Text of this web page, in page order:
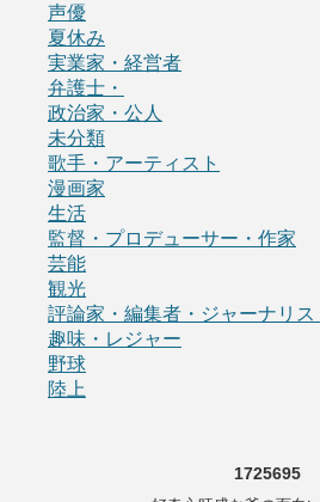
声優
夏休み
実業家・経営者
弁護士・
政治家・公人
未分類
歌手・アーティスト
漫画家
生活
監督・プロデューサー・作家
芸能
観光
評論家・編集者・ジャーナリス
趣味・レジャー
野球
陸上
1725695